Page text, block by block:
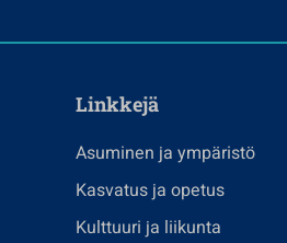
Linkkejä
Asuminen ja ympäristö
Kasvatus ja opetus
Kulttuuri ja liikunta